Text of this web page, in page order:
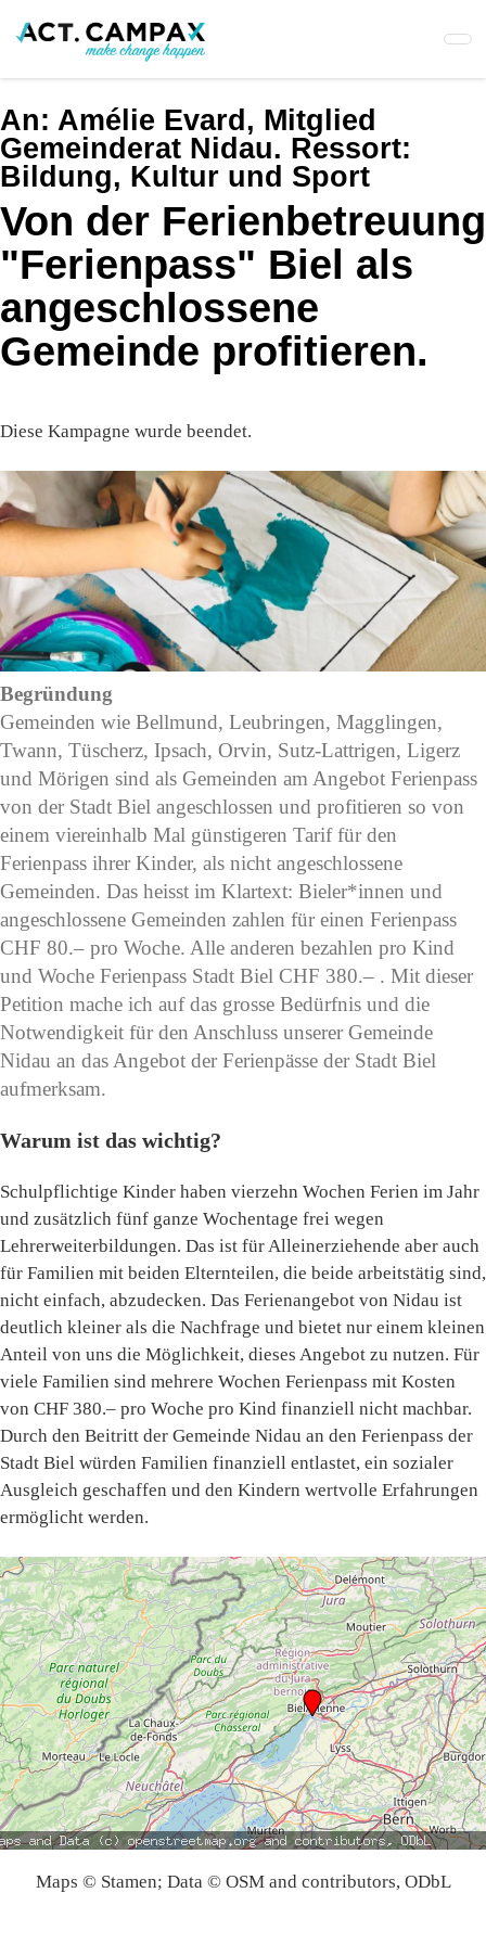
An: Amélie Evard, Mitglied
Gemeinderat Nidau. Ressort:
Bildung, Kultur und Sport
Von der Ferienbetreuung
"Ferienpass" Biel als
angeschlossene
Gemeinde profitieren.
Diese Kampagne wurde beendet.
Begründung
Gemeinden wie Bellmund, Leubringen, Magglingen,
Twann, Tüscherz, Ipsach, Orvin, Sutz-Lattrigen, Ligerz
und Mörigen sind als Gemeinden am Angebot Ferienpass
von der Stadt Biel angeschlossen und profitieren so von
einem viereinhalb Mal günstigeren Tarif für den
Ferienpass ihrer Kinder, als nicht angeschlossene
Gemeinden. Das heisst im Klartext: Bieler*innen und
angeschlossene Gemeinden zahlen für einen Ferienpass
CHF 80.– pro Woche. Alle anderen bezahlen pro Kind
und Woche Ferienpass Stadt Biel CHF 380.– . Mit dieser
Petition mache ich auf das grosse Bedürfnis und die
Notwendigkeit für den Anschluss unserer Gemeinde
Nidau an das Angebot der Ferienpässe der Stadt Biel
aufmerksam.
Warum ist das wichtig?
Schulpflichtige Kinder haben vierzehn Wochen Ferien im Jahr
und zusätzlich fünf ganze Wochentage frei wegen
Lehrerweiterbildungen. Das ist für Alleinerziehende aber auch
für Familien mit beiden Elternteilen, die beide arbeitstätig sind,
nicht einfach, abzudecken. Das Ferienangebot von Nidau ist
deutlich kleiner als die Nachfrage und bietet nur einem kleinen
Anteil von uns die Möglichkeit, dieses Angebot zu nutzen. Für
viele Familien sind mehrere Wochen Ferienpass mit Kosten
von CHF 380.– pro Woche pro Kind finanziell nicht machbar.
Durch den Beitritt der Gemeinde Nidau an den Ferienpass der
Stadt Biel würden Familien finanziell entlastet, ein sozialer
Ausgleich geschaffen und den Kindern wertvolle Erfahrungen
ermöglicht werden.
Maps © Stamen; Data © OSM and contributors, ODbL